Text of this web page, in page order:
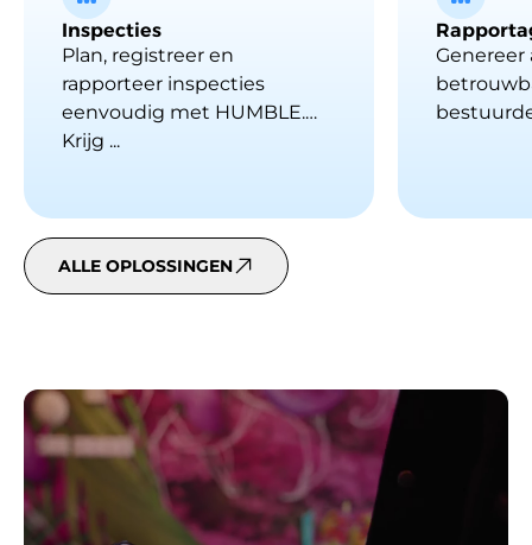
Inspecties
Plan, registreer en
rapporteer inspecties
eenvoudig met HUMBLE.
Krijg ...
ALLE OPLOSSINGEN